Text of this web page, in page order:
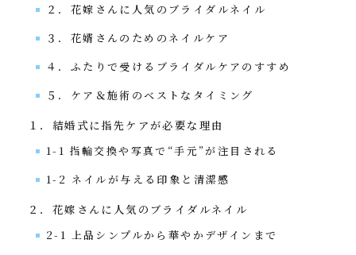
２．花嫁さんに人気のブライダルネイル
３．花婿さんのためのネイルケア
４．ふたりで受けるブライダルケアのすすめ
５．ケア＆施術のベストなタイミング
１．結婚式に指先ケアが必要な理由
1-1 指輪交換や写真で“手元”が注目される
1-2 ネイルが与える印象と清潔感
２．花嫁さんに人気のブライダルネイル
2-1 上品シンプルから華やかデザインまで